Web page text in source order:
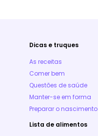
Dicas e truques
As receitas
Comer bem
Questões de saúde
Manter-se em forma
Preparar o nascimento
Lista de alimentos